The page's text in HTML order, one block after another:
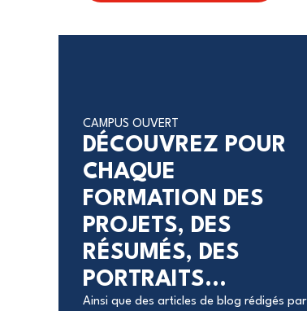
CAMPUS OUVERT
DÉCOUVREZ POUR
CHAQUE
FORMATION DES
PROJETS, DES
RÉSUMÉS, DES
PORTRAITS...
Ainsi que des articles de blog rédigés par